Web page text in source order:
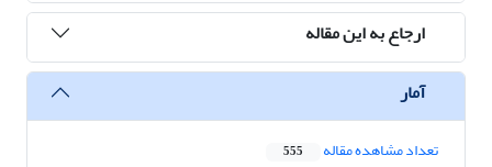
ارجاع به این مقاله
آمار
تعداد مشاهده مقاله 555